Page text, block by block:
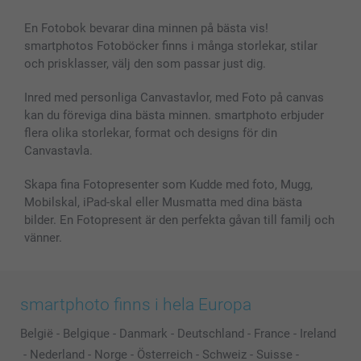
Skal till Mobil & Surfplatta
MyNameBook
Fotoramar & Tillbehör
Presentkort
Alla fotoprodukter
Sitemap
Villkor och garantier
smartbonus
Priser & betalning
En Fotobok bevarar dina minnen på bästa vis!
smartphotos Fotoböcker finns i många storlekar, stilar
och prisklasser, välj den som passar just dig.
Inred med personliga Canvastavlor, med Foto på canvas
kan du föreviga dina bästa minnen. smartphoto erbjuder
flera olika storlekar, format och designs för din
Canvastavla.
Skapa fina Fotopresenter som Kudde med foto, Mugg,
Mobilskal, iPad-skal eller Musmatta med dina bästa
bilder. En Fotopresent är den perfekta gåvan till familj och
vänner.
smartphoto finns i hela Europa
België - Belgique - Danmark - Deutschland - France - Ireland
- Nederland - Norge - Österreich - Schweiz - Suisse -